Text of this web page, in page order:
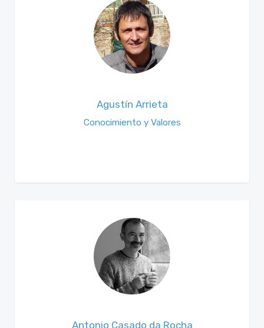
Agustín Arrieta
Conocimiento y Valores
Antonio Casado da Rocha